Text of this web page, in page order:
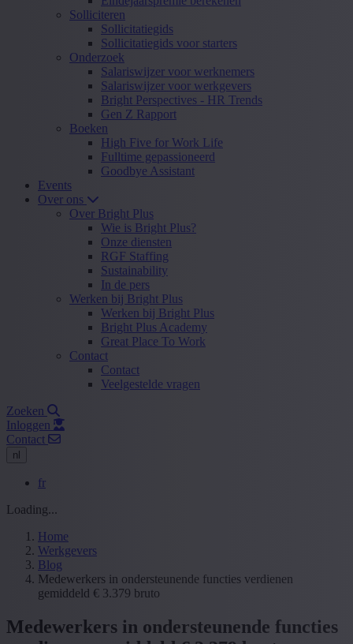
Solliciteren
Sollicitatiegids
Sollicitatiegids voor starters
Onderzoek
Salariswijzer voor werknemers
Salariswijzer voor werkgevers
Bright Perspectives - HR Trends
Gen Z Rapport
Boeken
High Five for Work Life
Fulltime gepassioneerd
Goodbye Assistant
Events
Over ons
Over Bright Plus
Wie is Bright Plus?
Onze diensten
RGF Staffing
Sustainability
In de pers
Werken bij Bright Plus
Werken bij Bright Plus
Bright Plus Academy
Great Place To Work
Contact
Contact
Veelgestelde vragen
Zoeken
Inloggen
Contact
nl
fr
Loading...
Home
Werkgevers
Blog
Medewerkers in ondersteunende functies verdienen
gemiddeld € 3.379 bruto
Medewerkers in ondersteunende functies